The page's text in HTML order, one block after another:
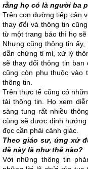
rằng họ có là người ba
Trên con đường tiếp cận
thay đổi và thông tin
từ một trang báo thì họ
Nhưng cũng thông tin
dẫn chứng tỉ mỉ, xử lý
sẽ thay đổi thông tin ban
cũng còn phụ thuộc vào
thông tin.
Trên thực tế cũng có
tải thông tin. Họ xem
sàng tung rất nhiều
cùng sẽ được định
đọc cần phải cảnh giác.
Theo giáo sư, ứng xử
đề này là như thế nào?
Với những thông tin